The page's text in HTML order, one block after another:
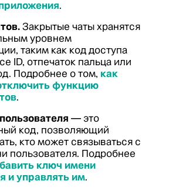
.
Закрытые чаты хранятся
уровнем
таким как код доступа
ID, отпечаток пальца или
Подробнее о том, как
функцию
.
— это
код, позволяющий
кто может связываться с
пользователя. Подробнее
ключ имени
и управлять им.